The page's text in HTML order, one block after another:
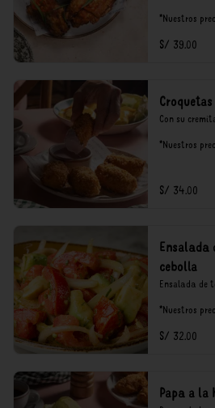
*Nuestros
consumo.
S/ 39.00
Con su
*Nuestros
S/ 34.00
Ensalada
cebolla
Ensalada de
*Nuestros
consumo.
S/ 32.00
Papa a la